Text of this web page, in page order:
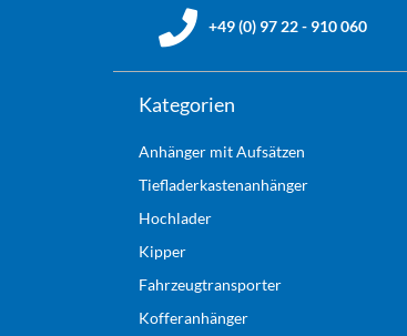
+49 (0) 97 22 - 910 060
Kategorien
Anhänger mit Aufsätzen
Tiefladerkastenanhänger
Hochlader
Kipper
Fahrzeugtransporter
Kofferanhänger